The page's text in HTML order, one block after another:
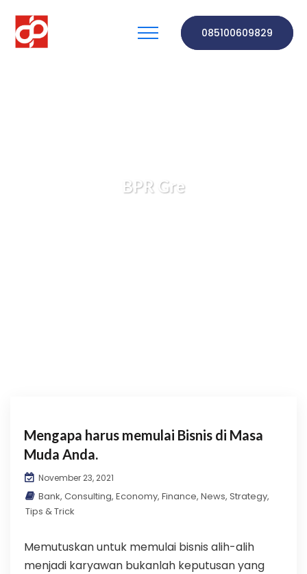
085100609829
BPR Gre
Mengapa harus memulai Bisnis di Masa
Muda Anda.
November 23, 2021
Bank, Consulting, Economy, Finance, News, Strategy,
Tips & Trick
Memutuskan untuk memulai bisnis alih-alih
menjadi karyawan bukanlah keputusan yang